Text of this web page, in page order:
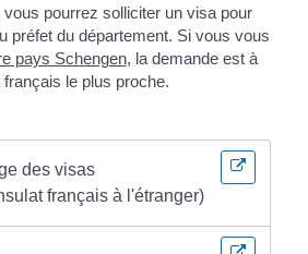
vous pourrez solliciter un visa pour
préfet du département. Si vous vous
pays Schengen, la demande est à
le plus proche.
des visas
français à l'étranger)